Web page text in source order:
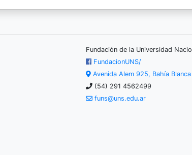
Fundación de la Universidad
FundacionUNS/
Avenida Alem 925, Bahía
(54) 291 4562499
funs@uns.edu.ar